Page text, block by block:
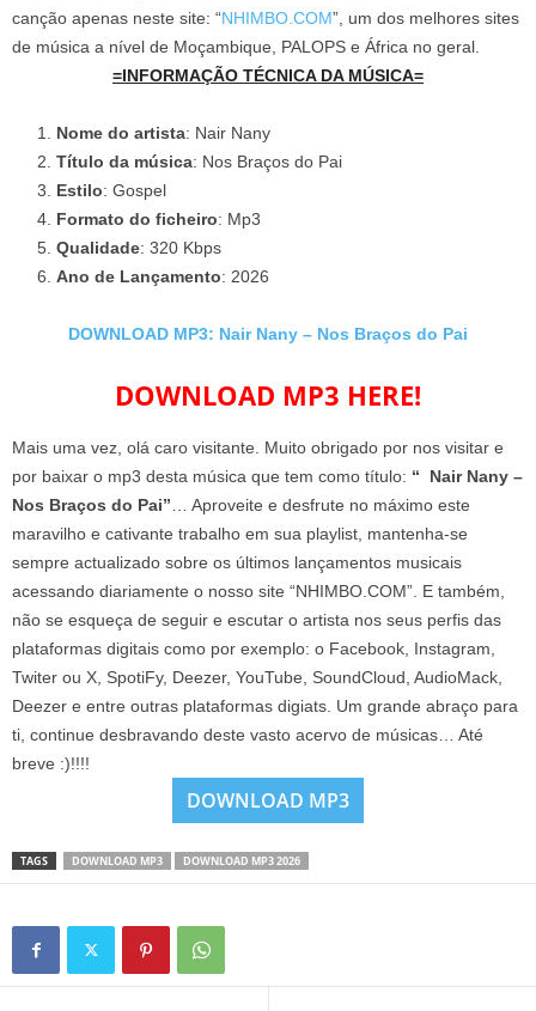
canção apenas neste site: “NHIMBO.COM”, um dos melhores sites
de música a nível de Moçambique, PALOPS e África no geral.
=INFORMAÇÃO TÉCNICA DA MÚSICA=
Nome do artista: Nair Nany
Título da música: Nos Braços do Pai
Estilo: Gospel
Formato do ficheiro: Mp3
Qualidade: 320 Kbps
Ano de Lançamento: 2026
DOWNLOAD MP3: Nair Nany – Nos Braços do Pai
DOWNLOAD MP3 HERE!
Mais uma vez, olá caro visitante. Muito obrigado por nos visitar e
por baixar o mp3 desta música que tem como título: “ Nair Nany –
Nos Braços do Pai” … Aproveite e desfrute no máximo este
maravilho e cativante trabalho em sua playlist, mantenha-se
sempre actualizado sobre os últimos lançamentos musicais
acessando diariamente o nosso site “NHIMBO.COM”. E também,
não se esqueça de seguir e escutar o artista nos seus perfis das
plataformas digitais como por exemplo: o Facebook, Instagram,
Twiter ou X, SpotiFy, Deezer, YouTube, SoundCloud, AudioMack,
Deezer e entre outras plataformas digiats. Um grande abraço para
ti, continue desbravando deste vasto acervo de músicas… Até
breve :)!!!!
DOWNLOAD MP3
TAGS DOWNLOAD MP3 DOWNLOAD MP3 2026